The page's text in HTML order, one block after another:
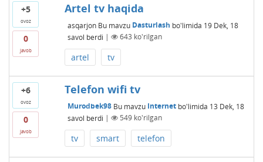
+5
ovoz
0
javob
Artel tv haqida
asqarjon Bu mavzu Dasturlash bo'limida 19 Dek, 18
savol berdi | 643 ko'rilgan
artel tv
+6
ovoz
0
javob
Telefon wifi tv
Murodbek98 Bu mavzu Internetbo'limida 13 Dek, 18
savol berdi | 549ko'rilgan
tv smart telefon